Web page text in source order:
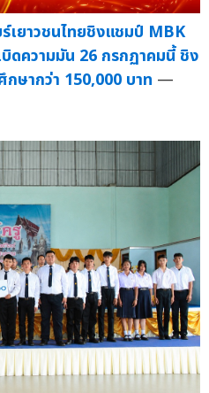
เยาวชนไทยชิงแชมป์ MBK
บิดความมัน 26 กรกฏาคมนี้ ชิง
ษากว่า 150,000 บาท —